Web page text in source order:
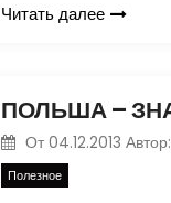
Читать далее
От 04.12.2013 Автор:
Полезное